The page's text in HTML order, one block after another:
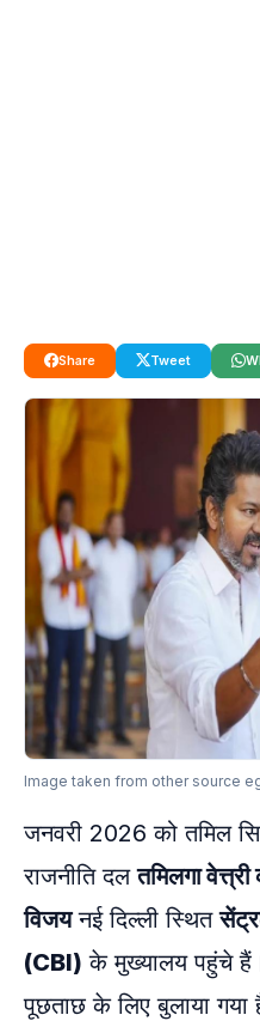
Share Tweet
Image taken from other source
जनवरी 2026 को तमिल
राजनीति दलतमिलगा
विजयनई दिल्ली स्थित
(CBI) के मुख्यालय पहुंचे
पूछताछ के लिए बुलाया